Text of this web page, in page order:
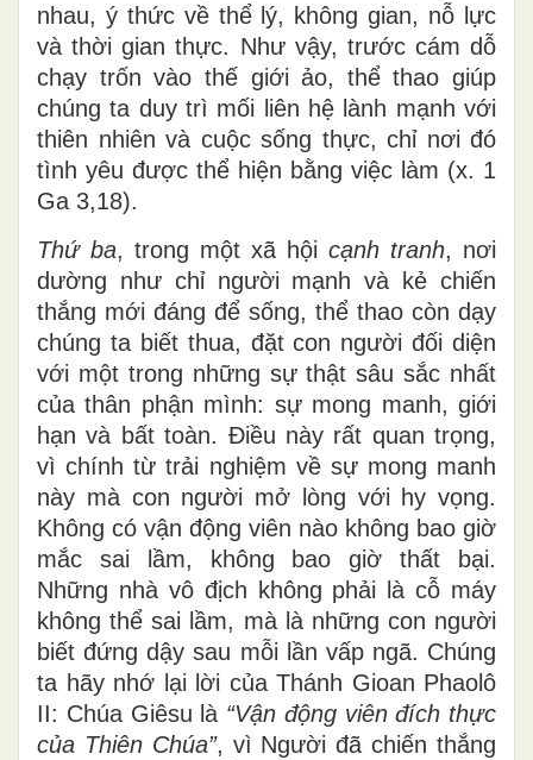
nhau, ý thức về thể lý, không gian, nỗ lực
và thời gian thực. Như vậy, trước cám dỗ
chạy trốn vào thế giới ảo, thể thao giúp
chúng ta duy trì mối liên hệ lành mạnh với
thiên nhiên và cuộc sống thực, chỉ nơi đó
tình yêu được thể hiện bằng việc làm (x. 1
Ga 3,18).
Thứ ba, trong một xã hội cạnh tranh, nơi
dường như chỉ người mạnh và kẻ chiến
thắng mới đáng để sống, thể thao còn dạy
chúng ta biết thua, đặt con người đối diện
với một trong những sự thật sâu sắc nhất
của thân phận mình: sự mong manh, giới
hạn và bất toàn. Điều này rất quan trọng,
vì chính từ trải nghiệm về sự mong manh
này mà con người mở lòng với hy vọng.
Không có vận động viên nào không bao giờ
mắc sai lầm, không bao giờ thất bại.
Những nhà vô địch không phải là cỗ máy
không thể sai lầm, mà là những con người
biết đứng dậy sau mỗi lần vấp ngã. Chúng
ta hãy nhớ lại lời của Thánh Gioan Phaolô
II: Chúa Giêsu là “Vận động viên đích thực
của Thiên Chúa”, vì Người đã chiến thắng